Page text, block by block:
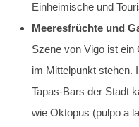
Einheimische und
Meeresfrüchte und
Szene von Vigo ist
im Mittelpunkt stehen.
Tapas-Bars der Stadt
wie Oktopus (pulpo a